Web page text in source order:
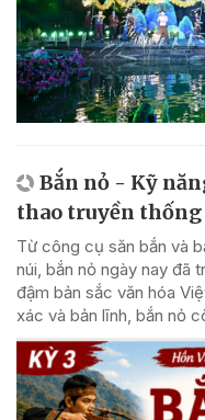
Bắn nỏ - Kỹ
thao truyền thống
Từ công cụ săn bắn và
núi, bắn nỏ ngày nay đã
đậm bản sắc văn hóa
xác và bản lĩnh, bắn nỏ